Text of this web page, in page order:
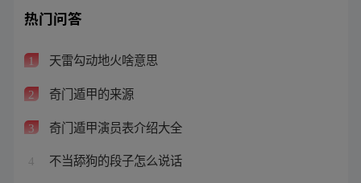
热门问答
1 天雷勾动地火啥意思
2 奇门遁甲的来源
3 奇门遁甲演员表介绍大全
4 不当舔狗的段子怎么说话